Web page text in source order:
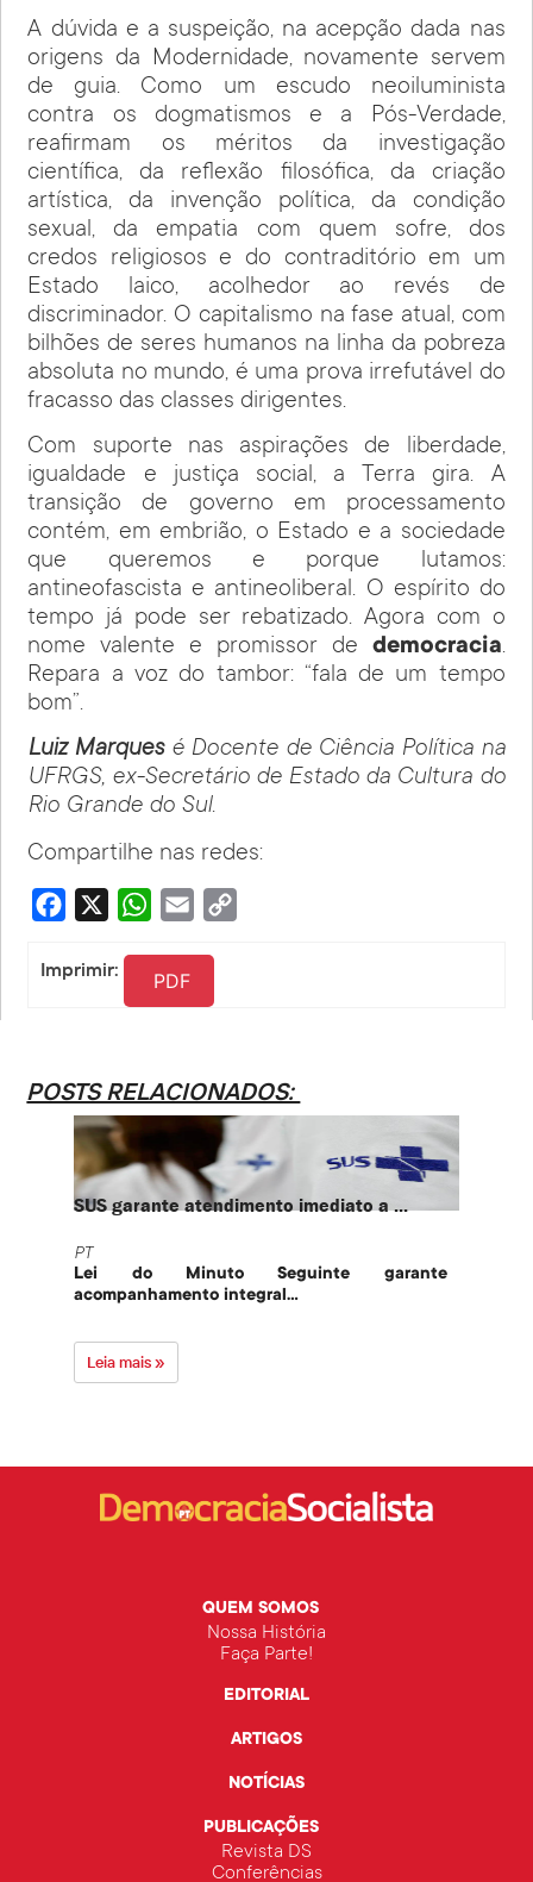
A dúvida e a suspeição, na acepção dada nas
origens da Modernidade, novamente servem
de guia. Como um escudo neoiluminista
contra os dogmatismos e a Pós-Verdade,
reafirmam os méritos da investigação
científica, da reflexão filosófica, da criação
artística, da invenção política, da condição
sexual, da empatia com quem sofre, dos
credos religiosos e do contraditório em um
Estado laico, acolhedor ao revés de
discriminador. O capitalismo na fase atual, com
bilhões de seres humanos na linha da pobreza
absoluta no mundo, é uma prova irrefutável do
fracasso das classes dirigentes.
Com suporte nas aspirações de liberdade,
igualdade e justiça social, a Terra gira. A
transição de governo em processamento
contém, em embrião, o Estado e a sociedade
que queremos e porque lutamos:
antineofascista e antineoliberal. O espírito do
tempo já pode ser rebatizado. Agora com o
nome valente e promissor de democracia.
Repara a voz do tambor: “fala de um tempo
bom”.
Luiz Marques é Docente de Ciência Política na
UFRGS, ex-Secretário de Estado da Cultura do
Rio Grande do Sul.
Compartilhe nas redes:
Facebook WhatsApp
Email
Imprimir: PDF
POSTS RELACIONADOS:
SUS garante atendimento imediato a ...
PT
Lei do Minuto Seguinte garante
acompanhamento integral...
Leia mais »
QUEM SOMOS
Nossa História
Faça Parte!
EDITORIAL
ARTIGOS
NOTÍCIAS
PUBLICAÇÕES
Revista DS
Conferências